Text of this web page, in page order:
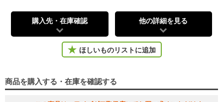
購入先・在庫確認 他の詳細を見る
ほしいものリストに追加
商品を購入する・在庫を確認する